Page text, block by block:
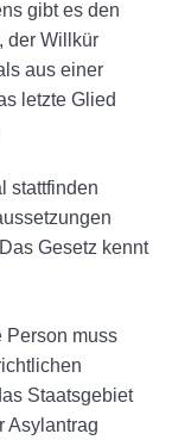
gibt es den
der Willkür
aus einer
letzte Glied
stattfinden
Gesetz kennt
Person muss
Staatsgebiet
Asylantrag